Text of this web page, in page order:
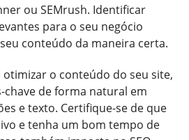
ou SEMrush. Identificar
para o seu negócio
conteúdo da maneira certa.
otimizar o conteúdo do seu site,
chave de forma natural em
e texto. Certifique-se de que
e tenha um bom tempo de